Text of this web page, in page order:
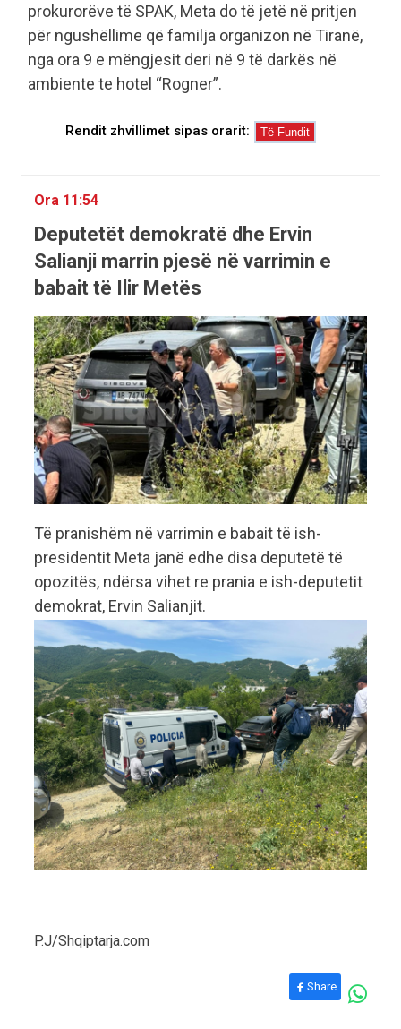
prokurorëve të SPAK, Meta do të jetë në pritjen
për ngushëllime që familja organizon në Tiranë,
nga ora 9 e mëngjesit deri në 9 të darkës në
ambiente te hotel “Rogner”.
Rendit zhvillimet sipas orarit:
Ora 11:54
Deputetët demokratë dhe Ervin
Salianji marrin pjesë në varrimin e
babait të Ilir Metës
Të pranishëm në varrimin e babait të ish-
presidentit Meta janë edhe disa deputetë të
opozitës, ndërsa vihet re prania e ish-deputetit
demokrat, Ervin Salianjit.
P.J/Shqiptarja.com
Share